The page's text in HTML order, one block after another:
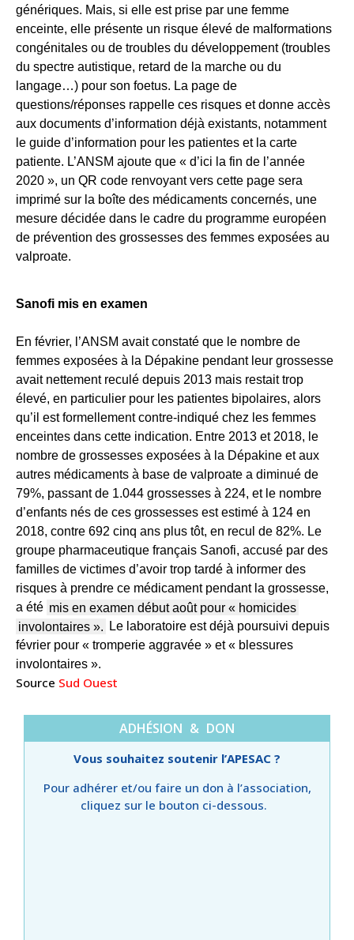
génériques. Mais, si elle est prise par une femme
enceinte, elle présente un risque élevé de malformations
congénitales ou de troubles du développement (troubles
du spectre autistique, retard de la marche ou du
langage…) pour son foetus. La page de
questions/réponses rappelle ces risques et donne accès
aux documents d’information déjà existants, notamment
le guide d’information pour les patientes et la carte
patiente. L’ANSM ajoute que « d’ici la fin de l’année
2020 », un QR code renvoyant vers cette page sera
imprimé sur la boîte des médicaments concernés, une
mesure décidée dans le cadre du programme européen
de prévention des grossesses des femmes exposées au
valproate.
Sanofi mis en examen
En février, l’ANSM avait constaté que le nombre de
femmes exposées à la Dépakine pendant leur grossesse
avait nettement reculé depuis 2013 mais restait trop
élevé, en particulier pour les patientes bipolaires, alors
qu’il est formellement contre-indiqué chez les femmes
enceintes dans cette indication. Entre 2013 et 2018, le
nombre de grossesses exposées à la Dépakine et aux
autres médicaments à base de valproate a diminué de
79%, passant de 1.044 grossesses à 224, et le nombre
d’enfants nés de ces grossesses est estimé à 124 en
2018, contre 692 cinq ans plus tôt, en recul de 82%. Le
groupe pharmaceutique français Sanofi, accusé par des
familles de victimes d’avoir trop tardé à informer des
risques à prendre ce médicament pendant la grossesse,
a été mis en examen début août pour « homicides
involontaires ».
Le laboratoire est déjà poursuivi depuis
février pour « tromperie aggravée » et « blessures
involontaires ».
Source Sud Ouest
ADHÉSION & DON
Vous souhaitez soutenir l’APESAC ?
Pour adhérer et/ou faire un don à l’association,
cliquez sur le bouton ci-dessous.